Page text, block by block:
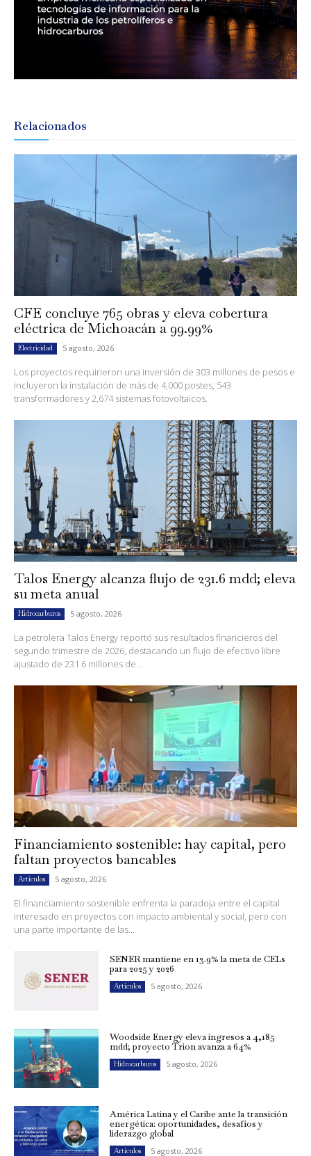
Relacionados
CFE concluye 765 obras y eleva cobertura
eléctrica de Michoacán a 99.99%
Electricidad 5 agosto, 2026
Los proyectos requirieron una inversión de 303 millones de pesos e
incluyeron la instalación de más de 4,000 postes, 543
transformadores y 2,674 sistemas fotovoltaicos.
Talos Energy alcanza flujo de 231.6 mdd; eleva
su meta anual
Hidrocarburos 5 agosto, 2026
La petrolera Talos Energy reportó sus resultados financieros del
segundo trimestre de 2026, destacando un flujo de efectivo libre
ajustado de 231.6 millones de...
Financiamiento sostenible: hay capital, pero
faltan proyectos bancables
Artículos 5 agosto, 2026
El financiamiento sostenible enfrenta la paradoja entre el capital
interesado en proyectos con impacto ambiental y social, pero con
una parte importante de las...
SENER mantiene en 13.9% la meta de CELs
para 2025 y 2026
Artículos 5 agosto, 2026
Woodside Energy eleva ingresos a 4,185
mdd; proyecto Trion avanza a 64%
Hidrocarburos 5 agosto, 2026
América Latina y el Caribe ante la transición
energética: oportunidades, desafíos y
liderazgo global
Artículos 5 agosto, 2026